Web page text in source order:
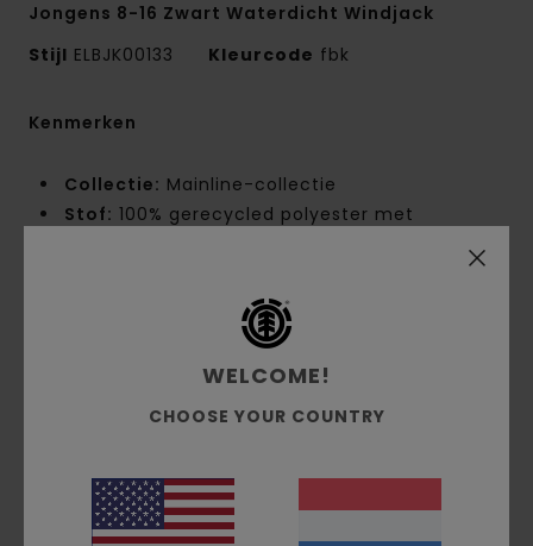
Jongens 8-16 Zwart Waterdicht Windjack
Stijl ELBJK00133 Kleurcode fbk
Kenmerken
Collectie: Mainline-collectie
Stof: 100% gerecycled polyester met
gerecycled polyester
Stof met 10K duurzame
waterafstotende behandeling (DWR) die je
Relaxed fit
Mouwen:Lange mouwen
Capuchon:vaste capuchon
WELCOME!
CHOOSE YOUR COUNTRY